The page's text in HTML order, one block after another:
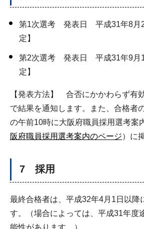
第1次選考 発表日 平成31年8月
定】
第2次選考 発表日 平成31年9月
定】
【発表方法】 合否にかかわらず有
で結果を通知します。また、合格者
の午前10時に大阪府職員採用選考案
阪府職員採用選考案内のページ）に
7 採用
最終合格者は、平成32年4月1日以降
す。（場合によっては、平成31年度
能性があります。）